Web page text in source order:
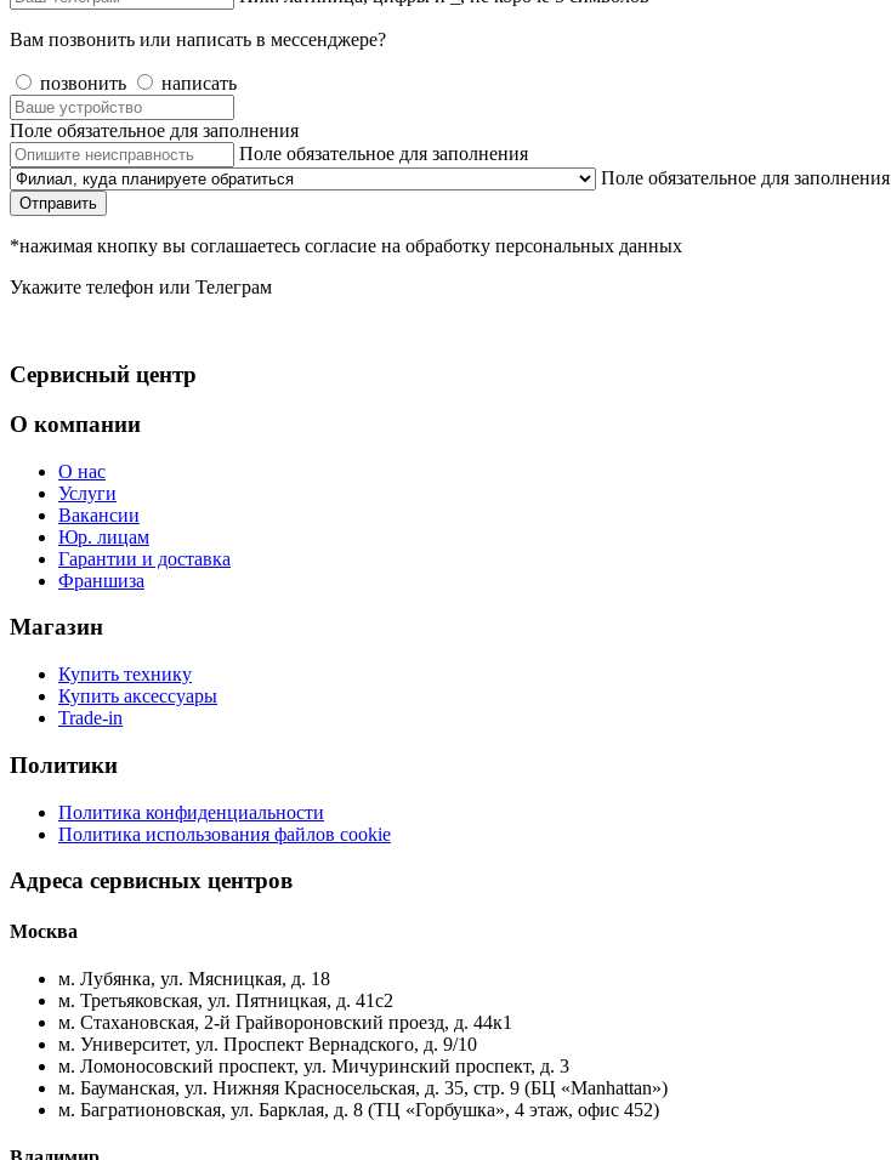
Вам позвонить или написать в мессенджере?
позвонить написать
Поле обязательное для заполнения
Поле обязательное для заполнения
Поле обязательное для заполнения
Отправить
*нажимая кнопку вы соглашаетесь согласие на обработку персональных данных
Укажите телефон или Телеграм
Сервисный центр
О компании
О нас
Услуги
Вакансии
Юр. лицам
Гарантии и доставка
Франшиза
Магазин
Купить технику
Купить аксессуары
Trade-in
Политики
Политика конфиденциальности
Политика использования файлов cookie
Адреса сервисных центров
Москва
м. Лубянка, ул. Мясницкая, д. 18
м. Третьяковская, ул. Пятницкая, д. 41с2
м. Стахановская, 2-й Грайвороновский проезд, д. 44к1
м. Университет, ул. Проспект Вернадского, д. 9/10
м. Ломоносовский проспект, ул. Мичуринский проспект, д. 3
м. Бауманская, ул. Нижняя Красносельская, д. 35, стр. 9 (БЦ «Manhattan»)
м. Багратионовская, ул. Барклая, д. 8 (ТЦ «Горбушка», 4 этаж, офис 452)